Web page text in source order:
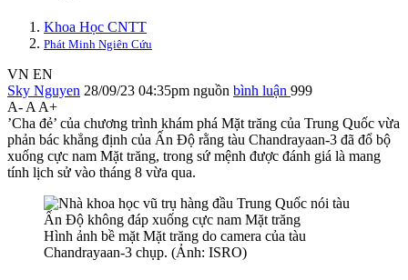
Khoa Học CNTT
Phát Minh Ngiên Cứu
VN EN
Sky Nguyen 28/09/23 04:35pm nguồn bình luận 999
A- A A+
’Cha đẻ’ của chương trình khám phá Mặt trăng của Trung Quốc vừa
phản bác khẳng định của Ấn Độ rằng tàu Chandrayaan-3 đã đổ bộ
xuống cực nam Mặt trăng, trong sứ mệnh được đánh giá là mang
tính lịch sử vào tháng 8 vừa qua.
Hình ảnh bề mặt Mặt trăng do camera của tàu
Chandrayaan-3 chụp. (Ảnh: ISRO)